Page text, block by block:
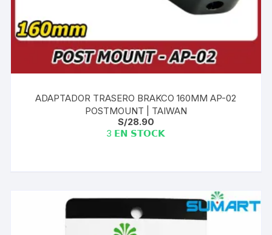
ADAPTADOR TRASERO BRAKCO 160MM AP-02
POSTMOUNT | TAIWAN
S/28.90
3 𝗘𝗡 𝗦𝗧𝗢𝗖𝗞